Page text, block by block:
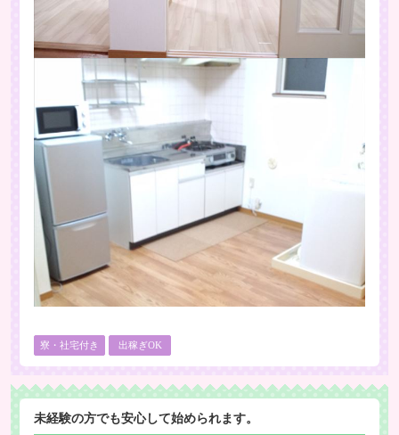
寮・社宅付き 出稼ぎOK
未経験の方でも安心して始められます。